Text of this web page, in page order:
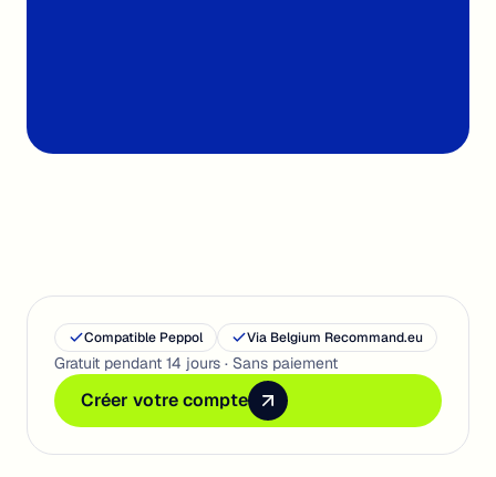
Compatible Peppol Via Belgium Recommand.eu
Gratuit pendant 14 jours · Sans paiement
Créer votre compte
Créer votre compte
Créer votre compte